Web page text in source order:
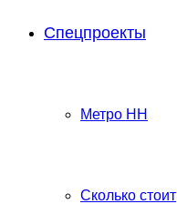
Спецпроекты
Метро НН
Сколько стоит